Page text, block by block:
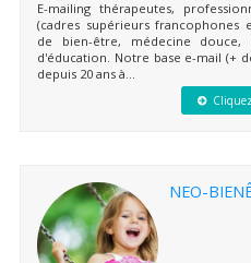
E-mailing thérapeutes,
(cadres supérieurs francophones
de bien-être, médecine douce,
d'éducation. Notre base e-mail (+
depuis 20 ans à...
NEO-